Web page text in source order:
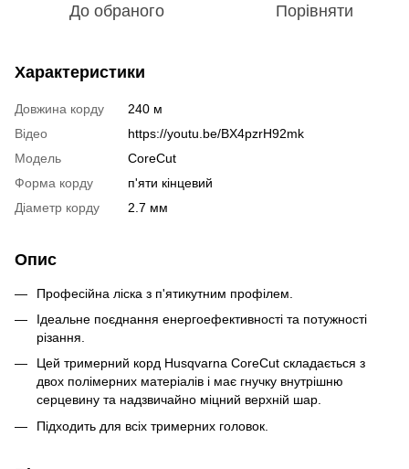
До обраного Порівняти
Характеристики
Довжина корду
240 м
Відео
https://youtu.be/BX4pzrH92mk
Модель
CoreCut
Форма корду
п'яти кінцевий
Діаметр корду
2.7 мм
Опис
Професійна ліска з п'ятикутним профілем.
Ідеальне поєднання енергоефективності та потужності
різання.
Цей тримерний корд Husqvarna CoreCut складається з
двох полімерних матеріалів і має гнучку внутрішню
серцевину та надзвичайно міцний верхній шар.
Підходить для всіх тримерних головок.